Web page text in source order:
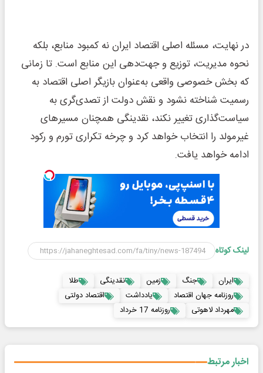
در نهایت، مسئله اصلی اقتصاد ایران نه کمبود منابع، بلکه
نحوه مدیریت، توزیع و جهت‌دهی این منابع است. تا زمانی
که بخش خصوصی واقعی به‌عنوان بازیگر اصلی اقتصاد به
رسمیت شناخته نشود و نقش دولت از تصدی‌گری به
سیاست‌گذاری تغییر نکند، نقدینگی همچنان مسیرهای
غیرمولد را انتخاب خواهد کرد و چرخه تکراری تورم و رکود
ادامه خواهد یافت.
لینک کوتاه
ایران جنگ زمین نقدینگی
طلا
روزنامه جهان اقتصاد
یادداشت
اقتصاد دولتی
مهرداد لاهوتی
روزنامه 17 خرداد
اخبار مرتبط